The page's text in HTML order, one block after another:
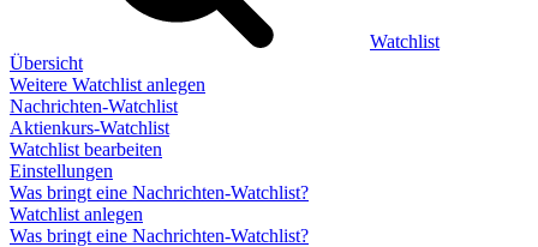
Watchlist
Übersicht
Weitere Watchlist anlegen
Nachrichten-Watchlist
Aktienkurs-Watchlist
Watchlist bearbeiten
Einstellungen
Was bringt eine Nachrichten-Watchlist?
Watchlist anlegen
Was bringt eine Nachrichten-Watchlist?